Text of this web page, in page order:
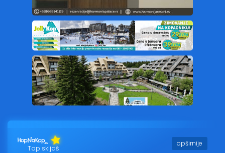
Top skijaš
opširnije